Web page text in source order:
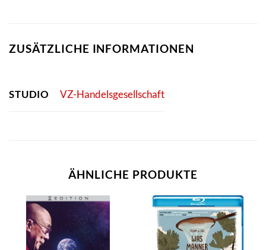
ZUSÄTZLICHE INFORMATIONEN
STUDIO VZ-Handelsgesellschaft
ÄHNLICHE PRODUKTE